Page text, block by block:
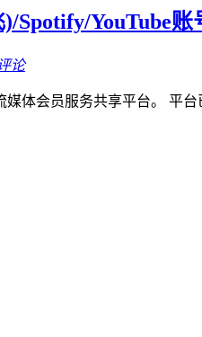
Spotify/YouTube
论
媒体会员服务共享平台。 平